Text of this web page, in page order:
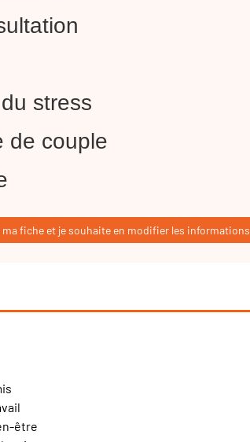
stress
de couple
ma fiche et je souhaite en modifier les informations
être